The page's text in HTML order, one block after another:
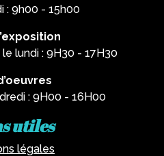
: 9h00 - 15h00
lundi : 9H30 - 17H30
: 9H00 - 16H00
utiles
légales